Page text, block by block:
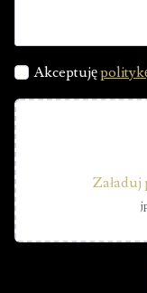
Akceptuję
Załaduj